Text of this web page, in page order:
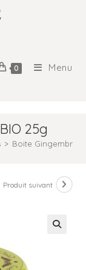
0 Menu
25g
> Boite Gingembre
Produit suivant